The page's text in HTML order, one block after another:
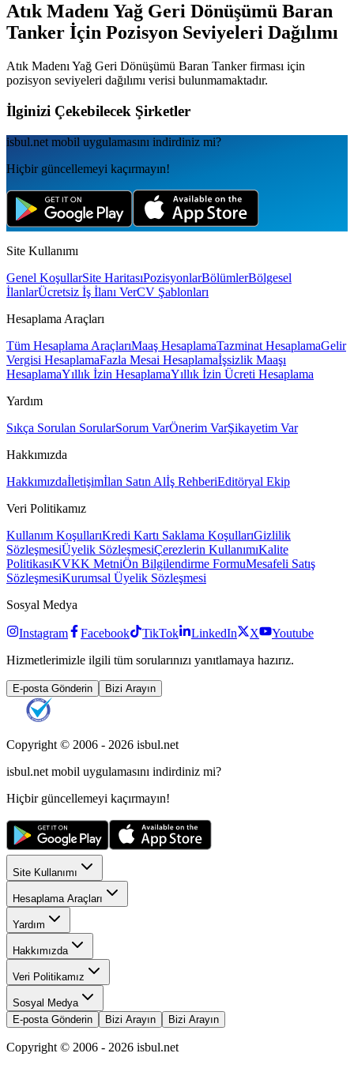
Atık Madenı Yağ Geri Dönüşümü Baran
Tanker İçin Pozisyon Seviyeleri Dağılımı
Atık Madenı Yağ Geri Dönüşümü Baran Tankerfirması için
pozisyon seviyeleri dağılımı verisi bulunmamaktadır.
İlginizi Çekebilecek Şirketler
isbul.net mobil uygulamаsını indirdiniz mi?
Hiçbir güncellemeyi kaçırmayın!
Site Kullanımı
Genel KoşullarSite HaritasıPozisyonlarBölümlerBölgesel
İlanlarÜcretsiz İş İlanı VerCV Şablonları
Hesaplama Araçları
Tüm Hesaplama AraçlarıMaaş HesaplamaTazminat HesaplamaGelir
Vergisi HesaplamaFazla Mesai Hesaplamaİşsizlik Maaşı
HesaplamaYıllık İzin HesaplamaYıllık İzin Ücreti Hesaplama
Yardım
Sıkça Sorulan SorularSorum VarÖnerim VarŞikayetim Var
Hakkımızda
Hakkımızdaİletişimİlan Satın Alİş RehberiEditöryal Ekip
Veri Politikamız
Kullanım KoşullarıKredi Kartı Saklama KoşullarıGizlilik
SözleşmesiÜyelik SözleşmesiÇerezlerin KullanımıKalite
PolitikasıKVKK MetniÖn Bilgilendirme FormuMesafeli Satış
SözleşmesiKurumsal Üyelik Sözleşmesi
Sosyal Medya
Instagram Facebook TikTok LinkedIn X
Youtube
Hizmetlerimizle ilgili tüm sorularınızı yanıtlamaya hazırız.
E-posta Gönderin Bizi Arayın
Copyright © 2006 - 2026 isbul.net
isbul.net mobil uygulamasını indirdiniz mi?
Hiçbir güncellemeyi kaçırmayın!
Site Kullanımı
Hesaplama Araçları
Yardım
Hakkımızda
Veri Politikamız
Sosyal Medya
E-posta Gönderin
Bizi Arayın Bizi Arayın
Copyright © 2006 - 2026 isbul.net